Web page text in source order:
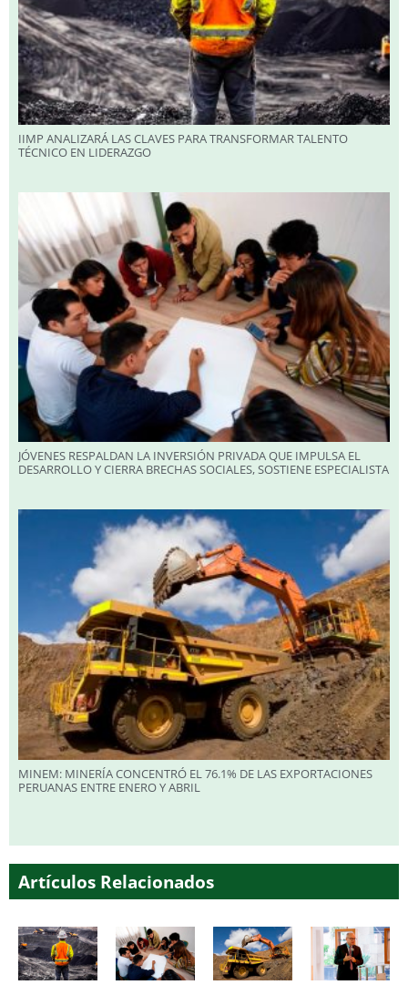
IIMP ANALIZARÁ LAS CLAVES PARA TRANSFORMAR TALENTO
TÉCNICO EN LIDERAZGO
JÓVENES RESPALDAN LA INVERSIÓN PRIVADA QUE IMPULSA EL
DESARROLLO Y CIERRA BRECHAS SOCIALES, SOSTIENE ESPECIALISTA
MINEM: MINERÍA CONCENTRÓ EL 76.1% DE LAS EXPORTACIONES
PERUANAS ENTRE ENERO Y ABRIL
Artículos Relacionados